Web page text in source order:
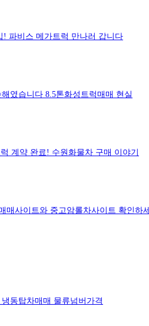
! 파비스 메가트럭 만나러 갑니다
였습니다 8.5톤화성트럭매매 현실
계약 완료! 수원화물차 구매 이야기
매사이트와 중고암롤차사이트 확인하
동탑차매매 물류넘버가격